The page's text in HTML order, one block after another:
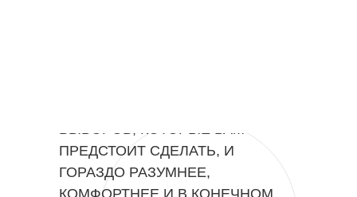
ВЫБОРОВ, КОТОРЫЕ ВАМ
ПРЕДСТОИТ СДЕЛАТЬ, И
ГОРАЗДО РАЗУМНЕЕ,
КОМФОРТНЕЕ И В КОНЕЧНОМ